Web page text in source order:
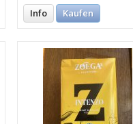
Info Kaufen